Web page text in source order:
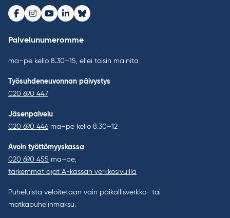
Facebook
Instagram
Youtube
LinkedInBluesky
Palvelunumeromme
ma–pe kello 8.30–15, ellei toisin mainita
Työsuhdeneuvonnan päivystys
020 690 447
Jäsenpalvelu
020 690 446 ma–pe kello 8.30–12
Avoin työttömyyskassa
020 690 455 ma–pe,
tarkemmat ajat A-kassan verkkosivuilla
Puheluista veloitetaan vain paikallisverkko- tai
matkapuhelinmaksu.